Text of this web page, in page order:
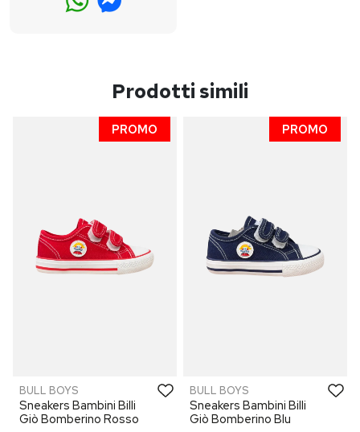
Prodotti simili
PROMO
BULL BOYS
Sneakers Bambini Billi
Giò Bomberino Rosso
PROMO
BULL BOYS
Sneakers Bambini Billi
Giò Bomberino Blu